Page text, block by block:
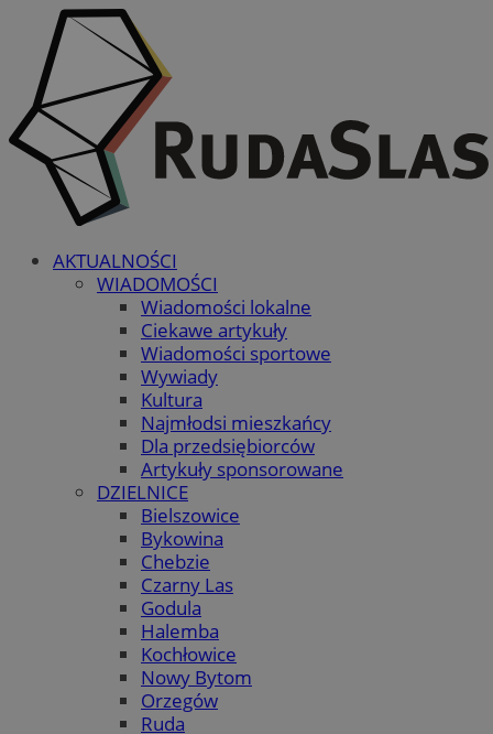
AKTUALNOŚCI
WIADOMOŚCI
Wiadomości lokalne
Ciekawe artykuły
Wiadomości sportowe
Wywiady
Kultura
Najmłodsi mieszkańcy
Dla przedsiębiorców
Artykuły sponsorowane
DZIELNICE
Bielszowice
Bykowina
Chebzie
Czarny Las
Godula
Halemba
Kochłowice
Nowy Bytom
Orzegów
Ruda